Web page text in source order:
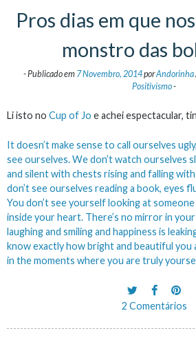
Pros dias em que
monstro das
-Publicado em 7 Novembro, 2014porAndorinha
Positivismo-
Li isto no Cup of Jo e achei espectacular,
It doesn’t make sense to call ourselves
see ourselves. We don’t watch ourselves
and silent with chests rising and falling
don’t see ourselves reading a book, eyes
You don’t see yourself looking at
inside your heart. There’s no mirror in
laughing and smiling and happiness is
know exactly how bright and beautiful you
in the moments where you are truly
2 Comentários